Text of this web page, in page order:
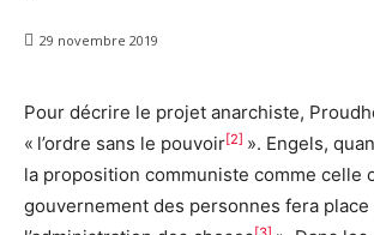
29 novembre 2019
Pour décrire le projet anarchiste,
« l’ordre sans le pouvoir[2] ». Engels,
la proposition communiste comme celle
gouvernement des personnes fera place